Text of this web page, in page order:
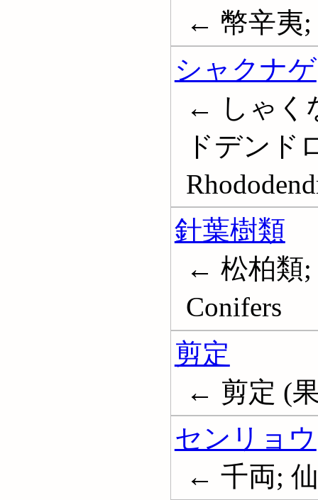
← 幣辛夷;
シャクナゲ
← しゃく
ドデンド
針葉樹類
← 松柏類;
Conifers
剪定
← 剪定 (
センリョウ
← 千両;